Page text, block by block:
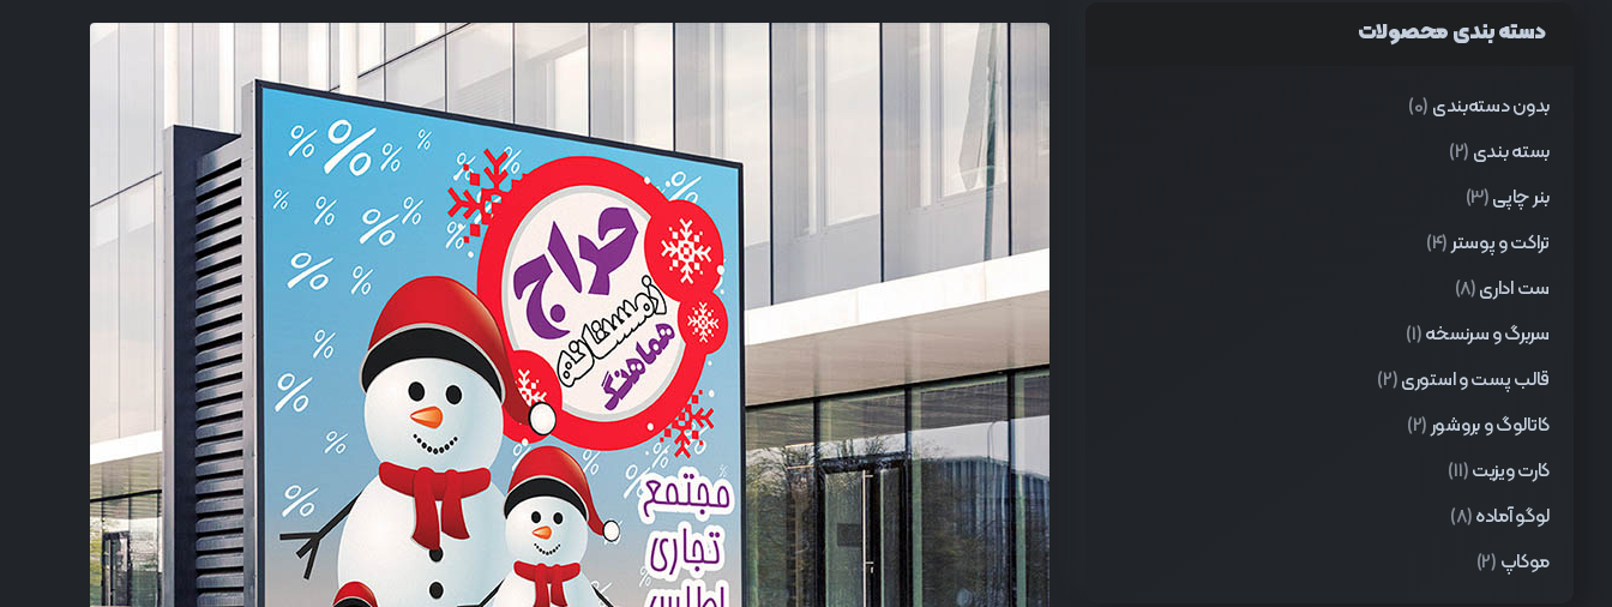
دسته بندی محصولات
بدون دسته‌بندی (0)
بسته بندی (2)
بنر چاپی(3)
تراکت و پوستر(4)
ست اداری(8)
سربرگ و سرنسخه(1)
قالب پست و استوری(2)
کاتالوگ و بروشور(2)
کارت ویزیت(11)
لوگو آماده(8)
موکاپ (2)